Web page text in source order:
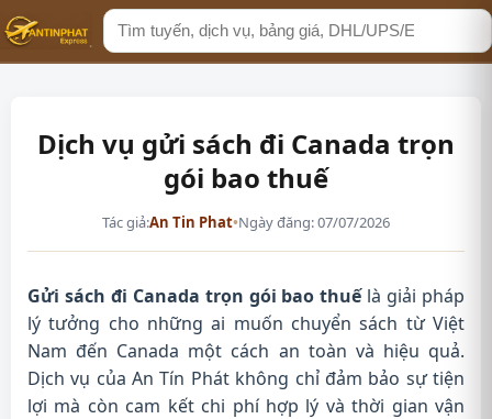
Tìm
kiếm
Dịch vụ gửi sách đi Canada trọn
gói bao thuế
Tác giả:An Tin Phat•Ngày đăng: 07/07/2026
Gửi sách đi Canada trọn gói bao thuếlà giải pháp
lý tưởng cho những ai muốn chuyển sách từ Việt
Nam đến Canada một cách an toàn và hiệu quả.
Dịch vụ của An Tín Phát không chỉ đảm bảo sự tiện
lợi mà còn cam kết chi phí hợp lý và thời gian vận